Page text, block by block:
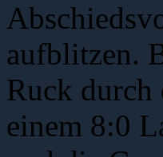
aufblitzen.
Ruck durch
einem 8:0